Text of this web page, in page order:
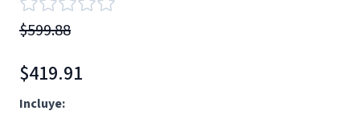
$599.88
$419.91
Incluye: